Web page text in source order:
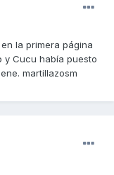
la primera página
y Cucu había puesto
martillazosm